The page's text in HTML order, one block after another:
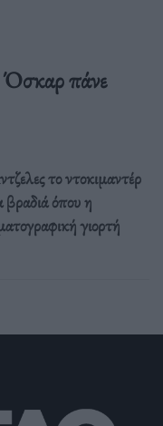
Όσκαρ πάνε
το ντοκιμαντέρ
όπου η
γιορτή